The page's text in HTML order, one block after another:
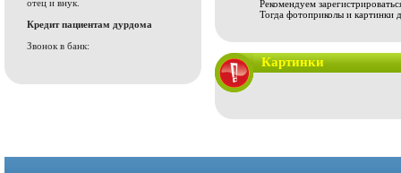
отец и внук.
Кредит пациентам дурдома
Звонок в банк:
Рекомендуем
Тогда фотоприколы и картинки
Картинки